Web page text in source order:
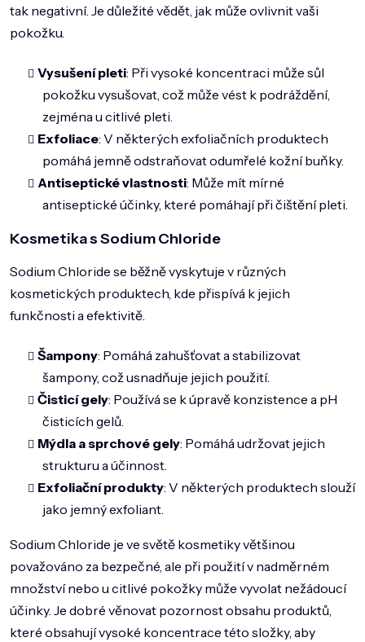
tak negativní. Je důležité vědět, jak může ovlivnit vaši
pokožku.
Vysušení pleti: Při vysoké koncentraci může sůl
pokožku vysušovat, což může vést k podráždění,
zejména u citlivé pleti.
Exfoliace: V některých exfoliačních produktech
pomáhá jemně odstraňovat odumřelé kožní buňky.
Antiseptické vlastnosti: Může mít mírné
antiseptické účinky, které pomáhají při čištění pleti.
Kosmetika s Sodium Chloride
Sodium Chloride se běžně vyskytuje v různých
kosmetických produktech, kde přispívá k jejich
funkčnosti a efektivitě.
Šampony: Pomáhá zahušťovat a stabilizovat
šampony, což usnadňuje jejich použití.
Čisticí gely: Používá se k úpravě konzistence a pH
čisticích gelů.
Mýdla a sprchové gely: Pomáhá udržovat jejich
strukturu a účinnost.
Exfoliační produkty: V některých produktech slouží
jako jemný exfoliant.
Sodium Chloride je ve světě kosmetiky většinou
považováno za bezpečné, ale při použití v nadměrném
množství nebo u citlivé pokožky může vyvolat nežádoucí
účinky. Je dobré věnovat pozornost obsahu produktů,
které obsahují vysoké koncentrace této složky, aby